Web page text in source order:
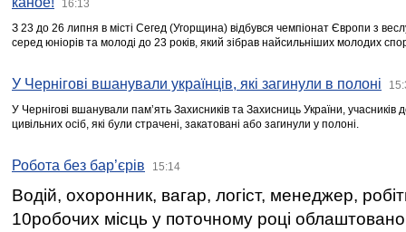
16:13
З 23 до 26 липня в місті Сегед (Угорщина) відбувся чемпіонат Європи з
серед юніорів та молоді до 23 років, який зібрав найсильніших молодих
У Чернігові вшанували українців, які загинули в полоні
У Чернігові вшанували пам’ять Захисників та Захисниць України,
цивільних осіб, які були страчені, закатовані або загинули у полоні.
Робота без бар’єрів 15:14
Водій, охоронник, вагар, логіст, менеджер,
10робочих місць у поточному році